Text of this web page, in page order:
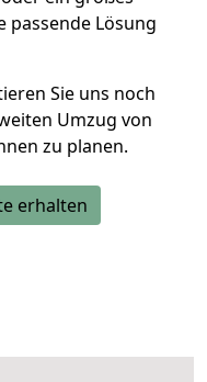
passende Lösung
Sie uns noch
Umzug von
zu planen.
erhalten